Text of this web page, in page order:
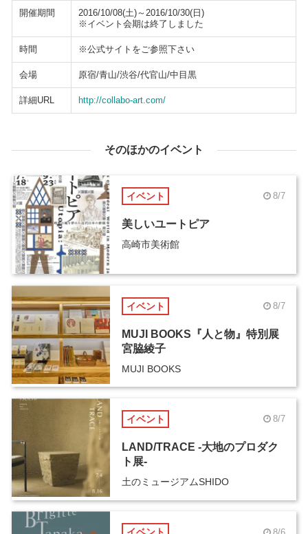
開催期間
2016/10/08(土)～2016/10/30(日)
※イベント会期は終了しました
時間 ※公式サイトをご参照下さい
会場 原宿/青山/渋谷/代官山/中目黒
詳細URL http://collabo-art.com/
そのほかのイベント
イベント 8/7
美しいユートピア
高崎市美術館
イベント 8/7
MUJI BOOKS『人と物』特別展
宮脇綾子
MUJI BOOKS
イベント 8/7
LAND/TRACE -大地のプロダク
ト展-
土のミュージアムSHIDO